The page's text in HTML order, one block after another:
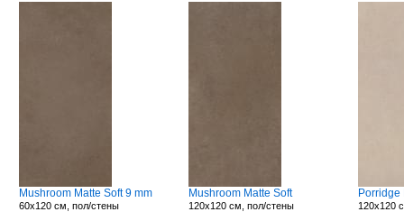
Mushroom Matte Soft 9 mm
60x120 см, пол/стены
Mushroom Matte Soft
120x120 см, пол/стены
Porridge
120x120